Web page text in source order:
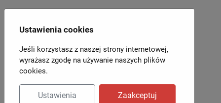
Ustawienia cookies
Jeśli korzystasz z naszej strony internetowej,
wyrażasz zgodę na używanie naszych plików
cookies.
Ustawienia Zaakceptuj